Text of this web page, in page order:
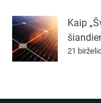
Kaip
21